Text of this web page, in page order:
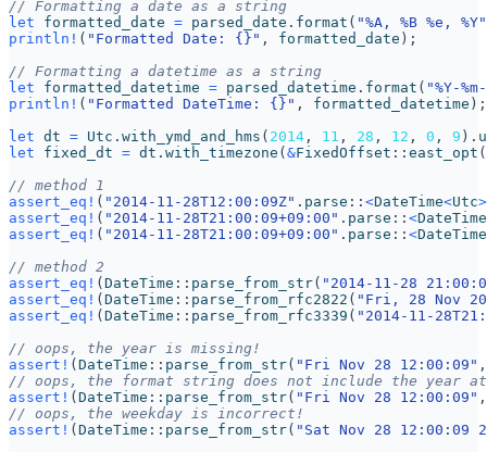
let
formatted_date = parsed_date . format ( "%A, %B %e, %Y"
println! ( "Formatted Date: {} " , formatted_date );
let
formatted_datetime = parsed_datetime . format ( "%Y-
println! ( "Formatted DateTime: {} " , formatted_datetime );
let dt = Utc . with_ymd_and_hms ( 2014 , 11 , 28 , 12 , 0 , 9 ).
let
fixed_dt = dt . with_timezone ( &FixedOffset :: east_opt (
assert_eq! ( "2014-11-28T12:00:09Z" . parse :: <DateTime<Utc
assert_eq! ( "2014-11-28T21:00:09+09:00" . parse :: <DateTime
assert_eq! ( "2014-11-28T21:00:09+09:00" . parse :: <DateTime
assert_eq! ( DateTime :: parse_from_str( "2014-11-28
assert_eq! ( DateTime :: parse_from_rfc2822 ( "Fri, 28 Nov
assert_eq! ( DateTime :: parse_from_rfc3339 ( "2014-11-
assert! ( DateTime :: parse_from_str( "Fri Nov 28 12:00:09" ,
assert! ( DateTime :: parse_from_str( "Fri Nov 28 12:00:09" ,
assert! ( DateTime :: parse_from_str( "Sat Nov 28 12:00:09